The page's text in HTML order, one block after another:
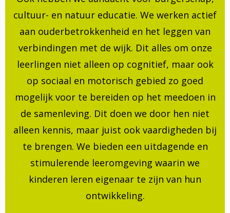
cultuur- en natuur educatie. We werken actief
aan ouderbetrokkenheid en het leggen van
verbindingen met de wijk. Dit alles om onze
leerlingen niet alleen op cognitief, maar ook
op sociaal en motorisch gebied zo goed
mogelijk voor te bereiden op het meedoen in
de samenleving. Dit doen we door hen niet
alleen kennis, maar juist ook vaardigheden bij
te brengen. We bieden een uitdagende en
stimulerende leeromgeving waarin we
kinderen leren eigenaar te zijn van hun
ontwikkeling.